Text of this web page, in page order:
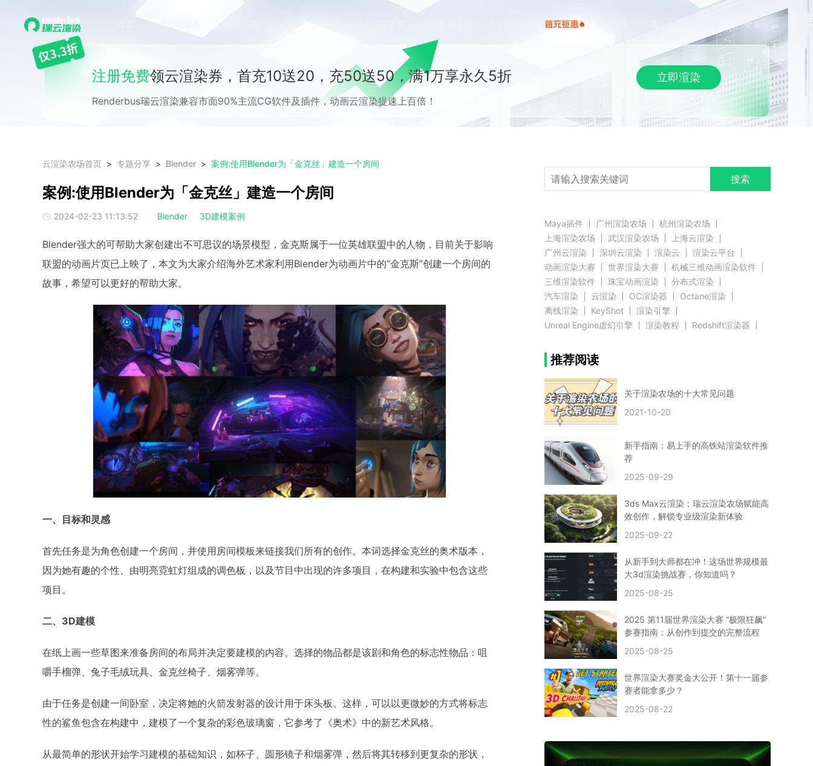
产品与服务 登录
注册免费领云渲染券，首充10送20，充50送50，满1万享永久5折
Renderbus瑞云渲染兼容市面90%主流CG软件及插件，动画云渲染提速上百倍！
立即渲染
云渲染农场首页 专题分享 Blender 案例:使用Blender为「金克丝」建造一个房间
案例:使用Blender为「金克丝」建造一个房间
2024-02-23 11:13:52 Blender 3D建模案例
Blender强大的可帮助大家创建出不可思议的场景模型，金克斯属于一位英雄联盟中的人物，目前关于影响
联盟的动画片页已上映了，本文为大家介绍海外艺术家利用Blender为动画片中的“金克斯”创建一个房间的
故事，希望可以更好的帮助大家。
一、目标和灵感
首先任务是为角色创建一个房间，并使用房间模板来链接我们所有的创作。本词选择金克丝的奥术版本，
因为她有趣的个性、由明亮霓虹灯组成的调色板，以及节目中出现的许多项目，在构建和实验中包含这些
项目。​
二、3D建模
在纸上画一些草图来准备房间的布局并决定要建模的内容。选择的物品都是该剧和角色的标志性物品：咀
嚼手榴弹、兔子毛绒玩具、金克丝椅子、烟雾弹等。
由于任务是创建一间卧室，决定将她的火箭发射器的设计用于床头板。这样，可以以更微妙的方式将标志
性的鲨鱼包含在构建中，建模了一个复杂的彩色玻璃窗，它参考了《奥术》中的新艺术风格。
从最简单的形状开始学习建模的基础知识，如杯子、圆形镜子和烟雾弹，然后将其转移到更复杂的形状，
搜索
Maya插件 广州渲染农场
杭州渲染农场
上海渲染农场
武汉渲染农场
上海云渲染
广州云渲染
深圳云渲染 渲染云
渲染云平台
动画渲染大赛
世界渲染大赛
机械三维动画渲染软件
三维渲染软件
珠宝动画渲染
分布式渲染
汽车渲染
云渲染 OC渲染器
Octane渲染
离线渲染
KeyShot
渲染引擎
Unreal Engine虚幻引擎
渲染教程
Redshift渲染器
推荐阅读
3D模型教程
云渲染农场使用教程
渲染图黑色
云渲染农场价格
建筑效果图渲染
渲染速度慢
贴图教程
CG角色制作心得
动画渲染 在线渲染
渲染技巧
雕刻3D模型
Blender云端渲染
maya渲染 CG动画
动画制作
Blender
CG渲染 渲染农场
3dmax云端渲染
渲染图
CG原画
clarisse教程
拟真人物制作 实时渲染
视觉效果
视觉特效
特效 VRay制作案例
VFX案例
手动渲染农场
云渲染小课堂
CPU渲染
Arnold案例
vr渲染器
效果图渲染 免费云渲染
Autodesk
2D转3D
SU渲染 圣诞短片
风暴幽灵船
云渲染大咖专访
CG电影云渲染案例
Houdini建模案例
CG人物制作
Maya基础知识
Blender渲染技巧
3ds Max资讯
3ds Max教程
CG软件资讯
3d云渲染
3dmax渲染
Substance Painter
vray网络渲染
SAAS渲染农场
Lumion
ZBrush技巧
SketchUp教程
3dmax 渲染慢
渲染卡顿
云渲染怎么收费
纹理渲染
全局光引擎
渲染溢色
EEVEE渲染器
Cycles渲染器
C4D教程
推荐阅读
关于渲染农场的十大常见问题
2021-10-20
新手指南：易上手的高铁站渲染软件推
荐
2025-09-29
3ds Max云渲染：瑞云渲染农场赋能高
效创作，解锁专业级渲染新体验
2025-09-22
从新手到大师都在冲！这场世界规模最
大3d渲染挑战赛，你知道吗？
2025-08-25
2025 第11届世界渲染大赛 “极限狂飙”
参赛指南：从创作到提交的完整流程
2025-08-25
世界渲染大赛奖金大公开！第十一届参
赛者能拿多少？
2025-08-22